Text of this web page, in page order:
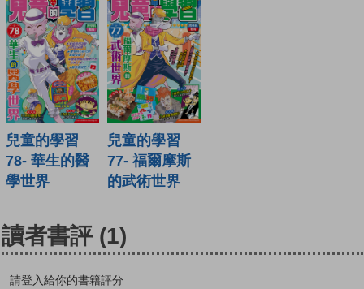
兒童的學習
78- 華生的醫
學世界
兒童的學習
77- 福爾摩斯
的武術世界
讀者書評 (1)
請登入給你的書籍評分